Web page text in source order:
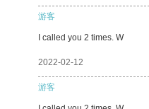
游客
I called you 2 times. W
2022-02-12
游客